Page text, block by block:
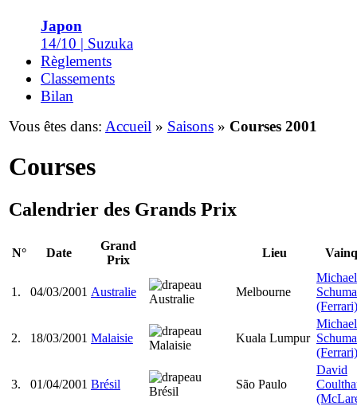
Japon
14/10 | Suzuka
Règlements
Classements
Bilan
Vous êtes dans: Accueil » Saisons » Courses 2001
Courses
Calendrier des Grands Prix
N° Date
Grand
Prix
Lieu
1. 04/03/2001 Australie Melbourne
Michael
(Ferrari)
2. 18/03/2001 Malaisie Kuala Lumpur
Michael
(Ferrari)
3. 01/04/2001 Brésil São Paulo
David